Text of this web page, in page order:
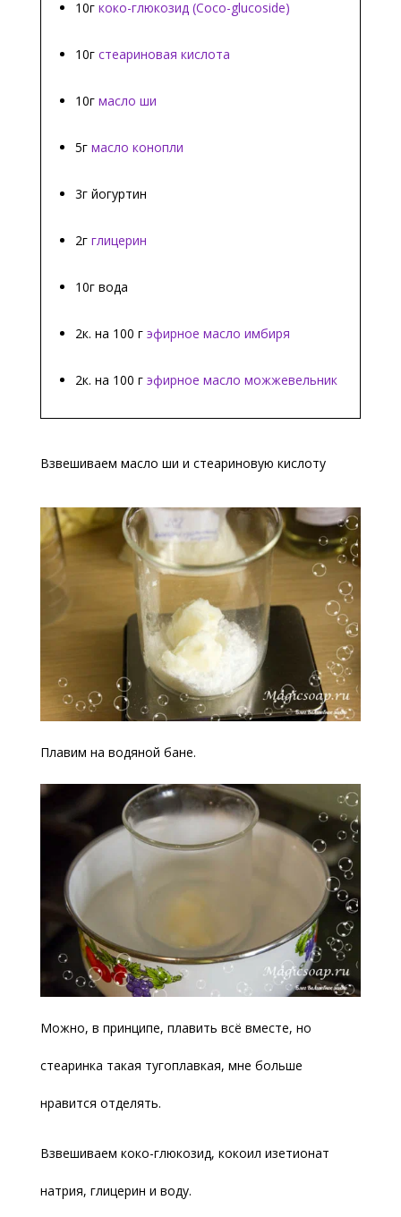
10г коко-глюкозид (Coco-glucoside)
10гстеариновая кислота
10г масло ши
5г масло конопли
3г йогуртин
2гглицерин
10г вода
2к. на 100 г эфирное масло имбиря
2к. на 100 г эфирное масло можжевельник
Взвешиваем масло ши и стеариновую кислоту
Плавим на водяной бане.
Можно, в принципе, плавить всё вместе, но
стеаринка такая тугоплавкая, мне больше
нравится отделять.
Взвешиваем коко-глюкозид, кокоил изетионат
натрия, глицерин и воду.